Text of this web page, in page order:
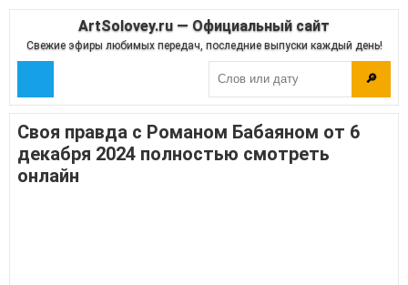
ArtSolovey.ru — Официальный сайт
Свежие эфиры любимых передач, последние выпуски каждый день!
🔎
Своя правда с Романом Бабаяном от 6
декабря 2024 полностью смотреть
онлайн